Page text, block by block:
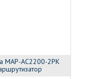
MAP-AC2200-2PK